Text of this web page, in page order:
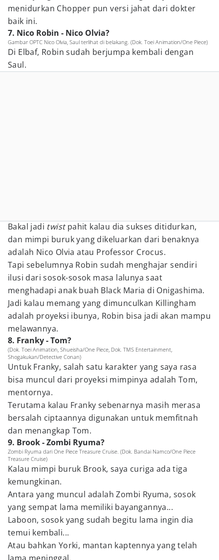
menidurkan Chopper pun versi jahat dari dokter
baik ini.
7. Nico Robin - Nico Olvia?
Gambar OPTC Nico Olvia, Saul terlihat di belakang. (Dok. Toei Animation/One Piece)
Di Elbaf, Robin sudah berjumpa kembali dengan
Saul.
Bakal jadi twistpahit kalau dia sukses ditidurkan,
dan mimpi buruk yang dikeluarkan dari benaknya
adalah Nico Olvia atau Professor Crocus.
Tapi sebelumnya Robin sudah menghajar sendiri
ilusi dari sosok-sosok masa lalunya saat
menghadapi anak buah Black Maria di Onigashima.
Jadi kalau memang yang dimunculkan Killingham
adalah proyeksi ibunya, Robin bisa jadi akan mampu
melawannya.
8. Franky - Tom?
(Dok. Toei Animation, Shueisha/One Piece, Dok. TMS Entertainment,
Shogakukan/Detective Conan)
Untuk Franky, salah satu karakter yang saya rasa
bisa muncul dari proyeksi mimpinya adalah Tom,
mentornya.
Terutama kalau Franky sebenarnya masih merasa
bersalah ciptaannya digunakan untuk memfitnah
dan menangkap Tom.
9. Brook - Zombi Ryuma?
Zombi Ryuma dari One Piece Treasure Cruise. (Dok. Bandai Namco/One Piece
Treasure Cruise)
Kalau mimpi buruk Brook, saya curiga ada tiga
kemungkinan.
Antara yang muncul adalah Zombi Ryuma, sosok
yang sempat lama memiliki bayangannya...
Laboon, sosok yang sudah begitu lama ingin dia
temui kembali...
Atau bahkan Yorki, mantan kaptennya yang telah